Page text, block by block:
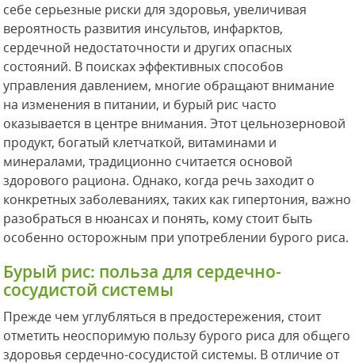
себе серьезные риски для здоровья, увеличивая
вероятность развития инсультов, инфарктов,
сердечной недостаточности и других опасных
состояний. В поисках эффективных способов
управления давлением, многие обращают внимание
на изменения в питании, и бурый рис часто
оказывается в центре внимания. Этот цельнозерновой
продукт, богатый клетчаткой, витаминами и
минералами, традиционно считается основой
здорового рациона. Однако, когда речь заходит о
конкретных заболеваниях, таких как гипертония, важно
разобраться в нюансах и понять, кому стоит быть
особенно осторожным при употреблении бурого риса.
Бурый рис: польза для сердечно-
сосудистой системы
Прежде чем углубляться в предостережения, стоит
отметить неоспоримую пользу бурого риса для общего
здоровья сердечно-сосудистой системы. В отличие от